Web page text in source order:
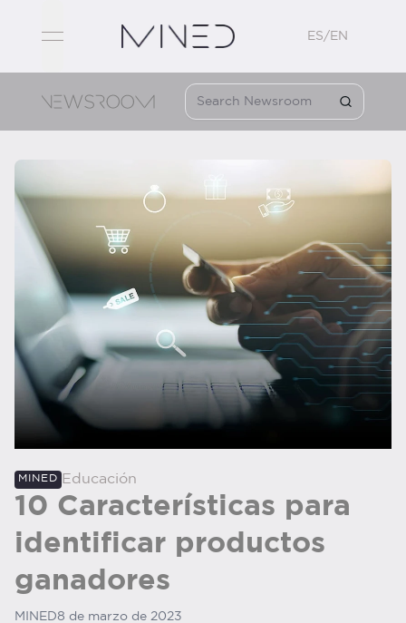
open navigation menu
ES/EN
MINED Educación
10 Características para
identificar productos
ganadores
MINED8 de marzo de 2023